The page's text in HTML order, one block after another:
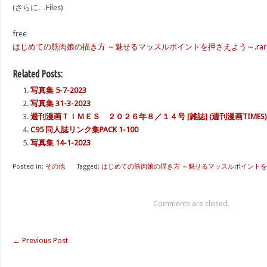
(さらに…Files)
free
はじめての筋肉娘の描き方 ～魅せるマッスルポイントを押さえよう～.rar
Related Posts:
写真集 5-7-2023
写真集 31-3-2023
週刊漫画ＴＩＭＥＳ ２０２６年８／１４号 [雑誌] (週刊漫画TIMES)
C95 同人誌リンク集PACK 1-100
写真集 14-1-2023
Posted in: その他 ⋅ Tagged: はじめての筋肉娘の描き方 ～魅せるマッスルポイント
Comments are closed.
← Previous Post